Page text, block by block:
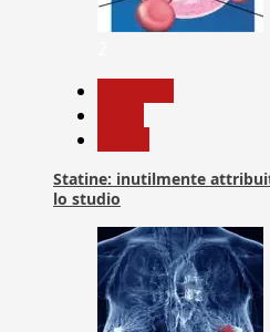
Statine: inutilmente
lo studio